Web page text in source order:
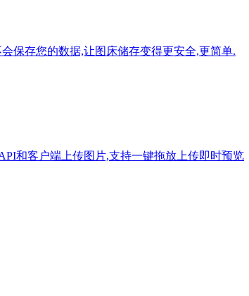
保存您的数据,让图床储存变得更安全,更简单.
和客户端上传图片,支持一键拖放上传即时预览